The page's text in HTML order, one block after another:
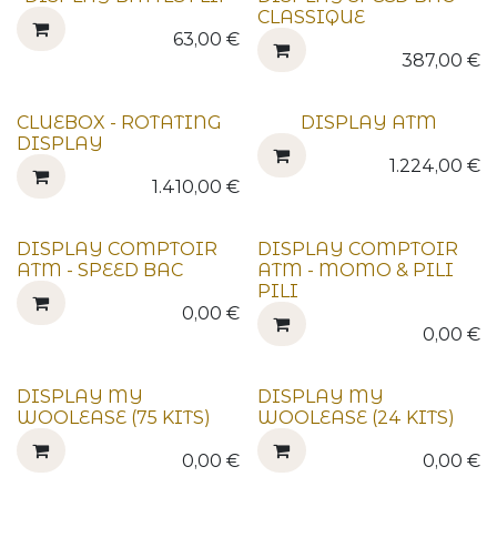
63,00 €
CLASSIQUE
387,00 €
SOON
CLUEBOX - ROTATING
DISPLAY
1.410,00 €
DISPLAY ATM
1.224,00 €
DISPLAY COMPTOIR
ATM - SPEED BAC
0,00 €
DISPLAY COMPTOIR
ATM - MOMO & PILI
PILI
0,00 €
DISPLAY MY
WOOLEASE (75 KITS)
0,00 €
DISPLAY MY
WOOLEASE (24 KITS)
0,00 €